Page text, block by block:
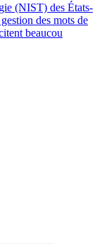
(NIST) des États-
des mots de
beaucou